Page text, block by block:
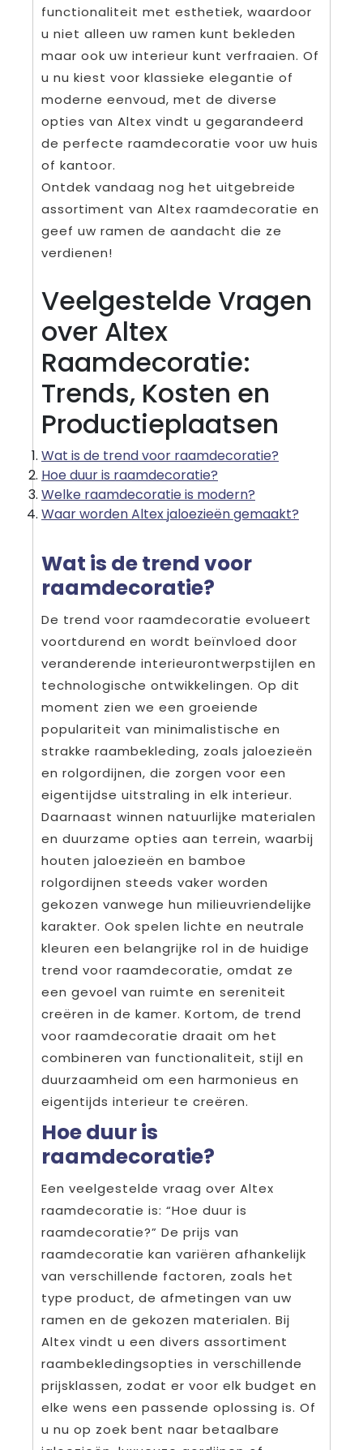
functionaliteit met esthetiek, waardoor
u niet alleen uw ramen kunt bekleden
maar ook uw interieur kunt verfraaien. Of
u nu kiest voor klassieke elegantie of
moderne eenvoud, met de diverse
opties van Altex vindt u gegarandeerd
de perfecte raamdecoratie voor uw huis
of kantoor.
Ontdek vandaag nog het uitgebreide
assortiment van Altex raamdecoratie en
geef uw ramen de aandacht die ze
verdienen!
Veelgestelde Vragen
over Altex
Raamdecoratie:
Trends, Kosten en
Productieplaatsen
Wat is de trend voor raamdecoratie?
Hoe duur is raamdecoratie?
Welke raamdecoratie is modern?
Waar worden Altex jaloezieën gemaakt?
Wat is de trend voor
raamdecoratie?
De trend voor raamdecoratie evolueert
voortdurend en wordt beïnvloed door
veranderende interieurontwerpstijlen en
technologische ontwikkelingen. Op dit
moment zien we een groeiende
populariteit van minimalistische en
strakke raambekleding, zoals jaloezieën
en rolgordijnen, die zorgen voor een
eigentijdse uitstraling in elk interieur.
Daarnaast winnen natuurlijke materialen
en duurzame opties aan terrein, waarbij
houten jaloezieën en bamboe
rolgordijnen steeds vaker worden
gekozen vanwege hun milieuvriendelijke
karakter. Ook spelen lichte en neutrale
kleuren een belangrijke rol in de huidige
trend voor raamdecoratie, omdat ze
een gevoel van ruimte en sereniteit
creëren in de kamer. Kortom, de trend
voor raamdecoratie draait om het
combineren van functionaliteit, stijl en
duurzaamheid om een harmonieus en
eigentijds interieur te creëren.
Hoe duur is
raamdecoratie?
Een veelgestelde vraag over Altex
raamdecoratie is: “Hoe duur is
raamdecoratie?” De prijs van
raamdecoratie kan variëren afhankelijk
van verschillende factoren, zoals het
type product, de afmetingen van uw
ramen en de gekozen materialen. Bij
Altex vindt u een divers assortiment
raambekledingsopties in verschillende
prijsklassen, zodat er voor elk budget en
elke wens een passende oplossing is. Of
u nu op zoek bent naar betaalbare